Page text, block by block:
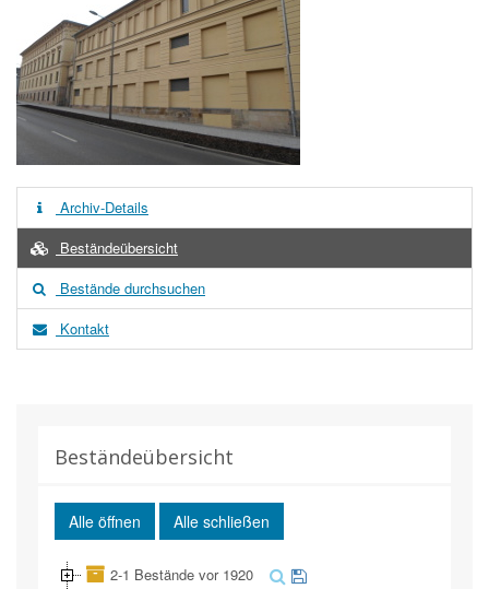
Archiv-Details
Beständeübersicht
Bestände durchsuchen
Kontakt
Beständeübersicht
Alle öffnen Alle schließen
2-1 Bestände vor 1920